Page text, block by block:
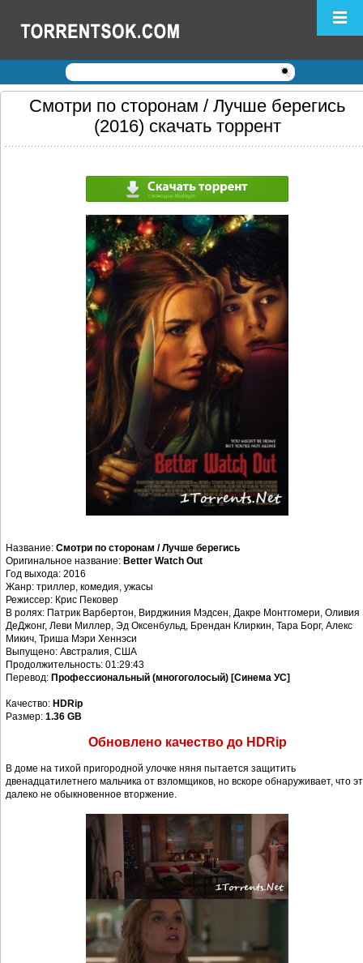
Логин: Пароль:
Забыли пароль?
Смотри по сторонам / Лучше берегись
(2016) скачать торрент
Название: Смотри по сторонам / Лучше берегись
Оригинальное название: Better Watch Out
Год выхода: 2016
Жанр: триллер, комедия, ужасы
Режиссер: Крис Пековер
В ролях: Патрик Варбертон, Вирджиния Мэдсен, Дакре Монтгомери, Оливия
ДеДжонг, Леви Миллер, Эд Оксенбульд, Брендан Клиркин, Тара Борг, Алекс
Микич, Триша Мэри Хеннэси
Выпущено: Австралия, США
Продолжительность: 01:29:43
Перевод: Профессиональный (многоголосый) [Синема УС]
Качество: HDRip
Размер: 1.36 GB
Обновлено качество до HDRip
В доме на тихой пригородной улочке няня пытается защитить
двенадцатилетнего мальчика от взломщиков, но вскоре обнаруживает, что
далеко не обыкновенное вторжение.